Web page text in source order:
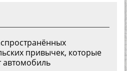
привычек, которые
автомобиль